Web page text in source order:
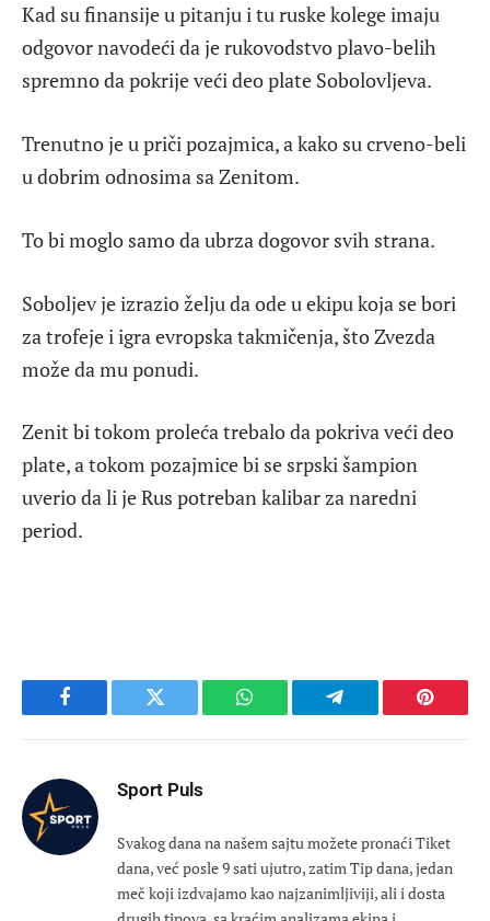
Kad su finansije u pitanju i tu ruske kolege imaju
odgovor navodeći da je rukovodstvo plavo-belih
spremno da pokrije veći deo plate Sobolovljeva.
Trenutno je u priči pozajmica, a kako su crveno-beli
u dobrim odnosima sa Zenitom.
To bi moglo samo da ubrza dogovor svih strana.
Soboljev je izrazio želju da ode u ekipu koja se bori
za trofeje i igra evropska takmičenja, što Zvezda
može da mu ponudi.
Zenit bi tokom proleća trebalo da pokriva veći deo
plate, a tokom pozajmice bi se srpski šampion
uverio da li je Rus potreban kalibar za naredni
period.
Facebook Twitter WhatsApp Telegram
Sport Puls
Svakog dana na našem sajtu možete pronaći Tiket
dana, već posle 9 sati ujutro, zatim Tip dana, jedan
meč koji izdvajamo kao najzanimljiviji, ali i dosta